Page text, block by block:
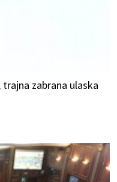
zabrana ulaska